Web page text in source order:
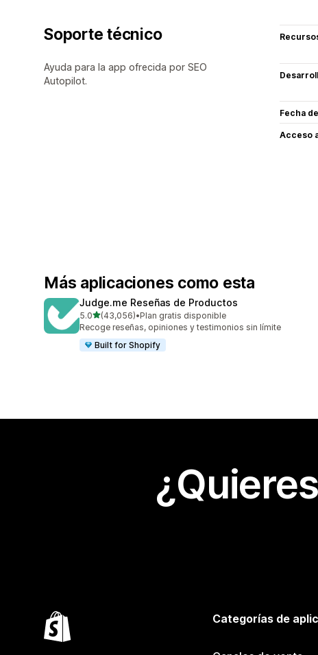
Soporte técnico
Ayuda para la app ofrecida por SEO
Autopilot.
Fecha
Acceso
Más aplicaciones como esta
Judge.me Reseñas de Productos
5.0de 5 estrellas
(43,056)
43056 reseñas en total
•Plan gratis disponible
Recoge reseñas, opiniones y testimonios sin límite
Built for Shopify
Categorías de